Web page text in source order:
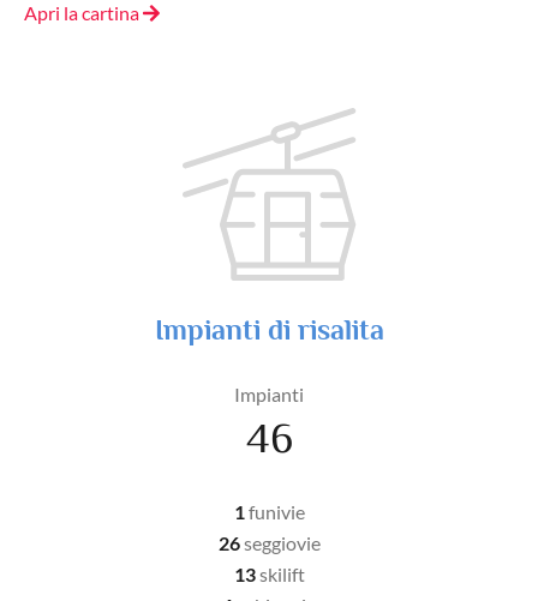
Apri la cartina
Impianti di risalita
Impianti
46
1funivie
26seggiovie
13skilift